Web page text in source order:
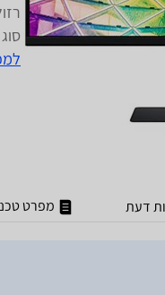
דעת מפרט